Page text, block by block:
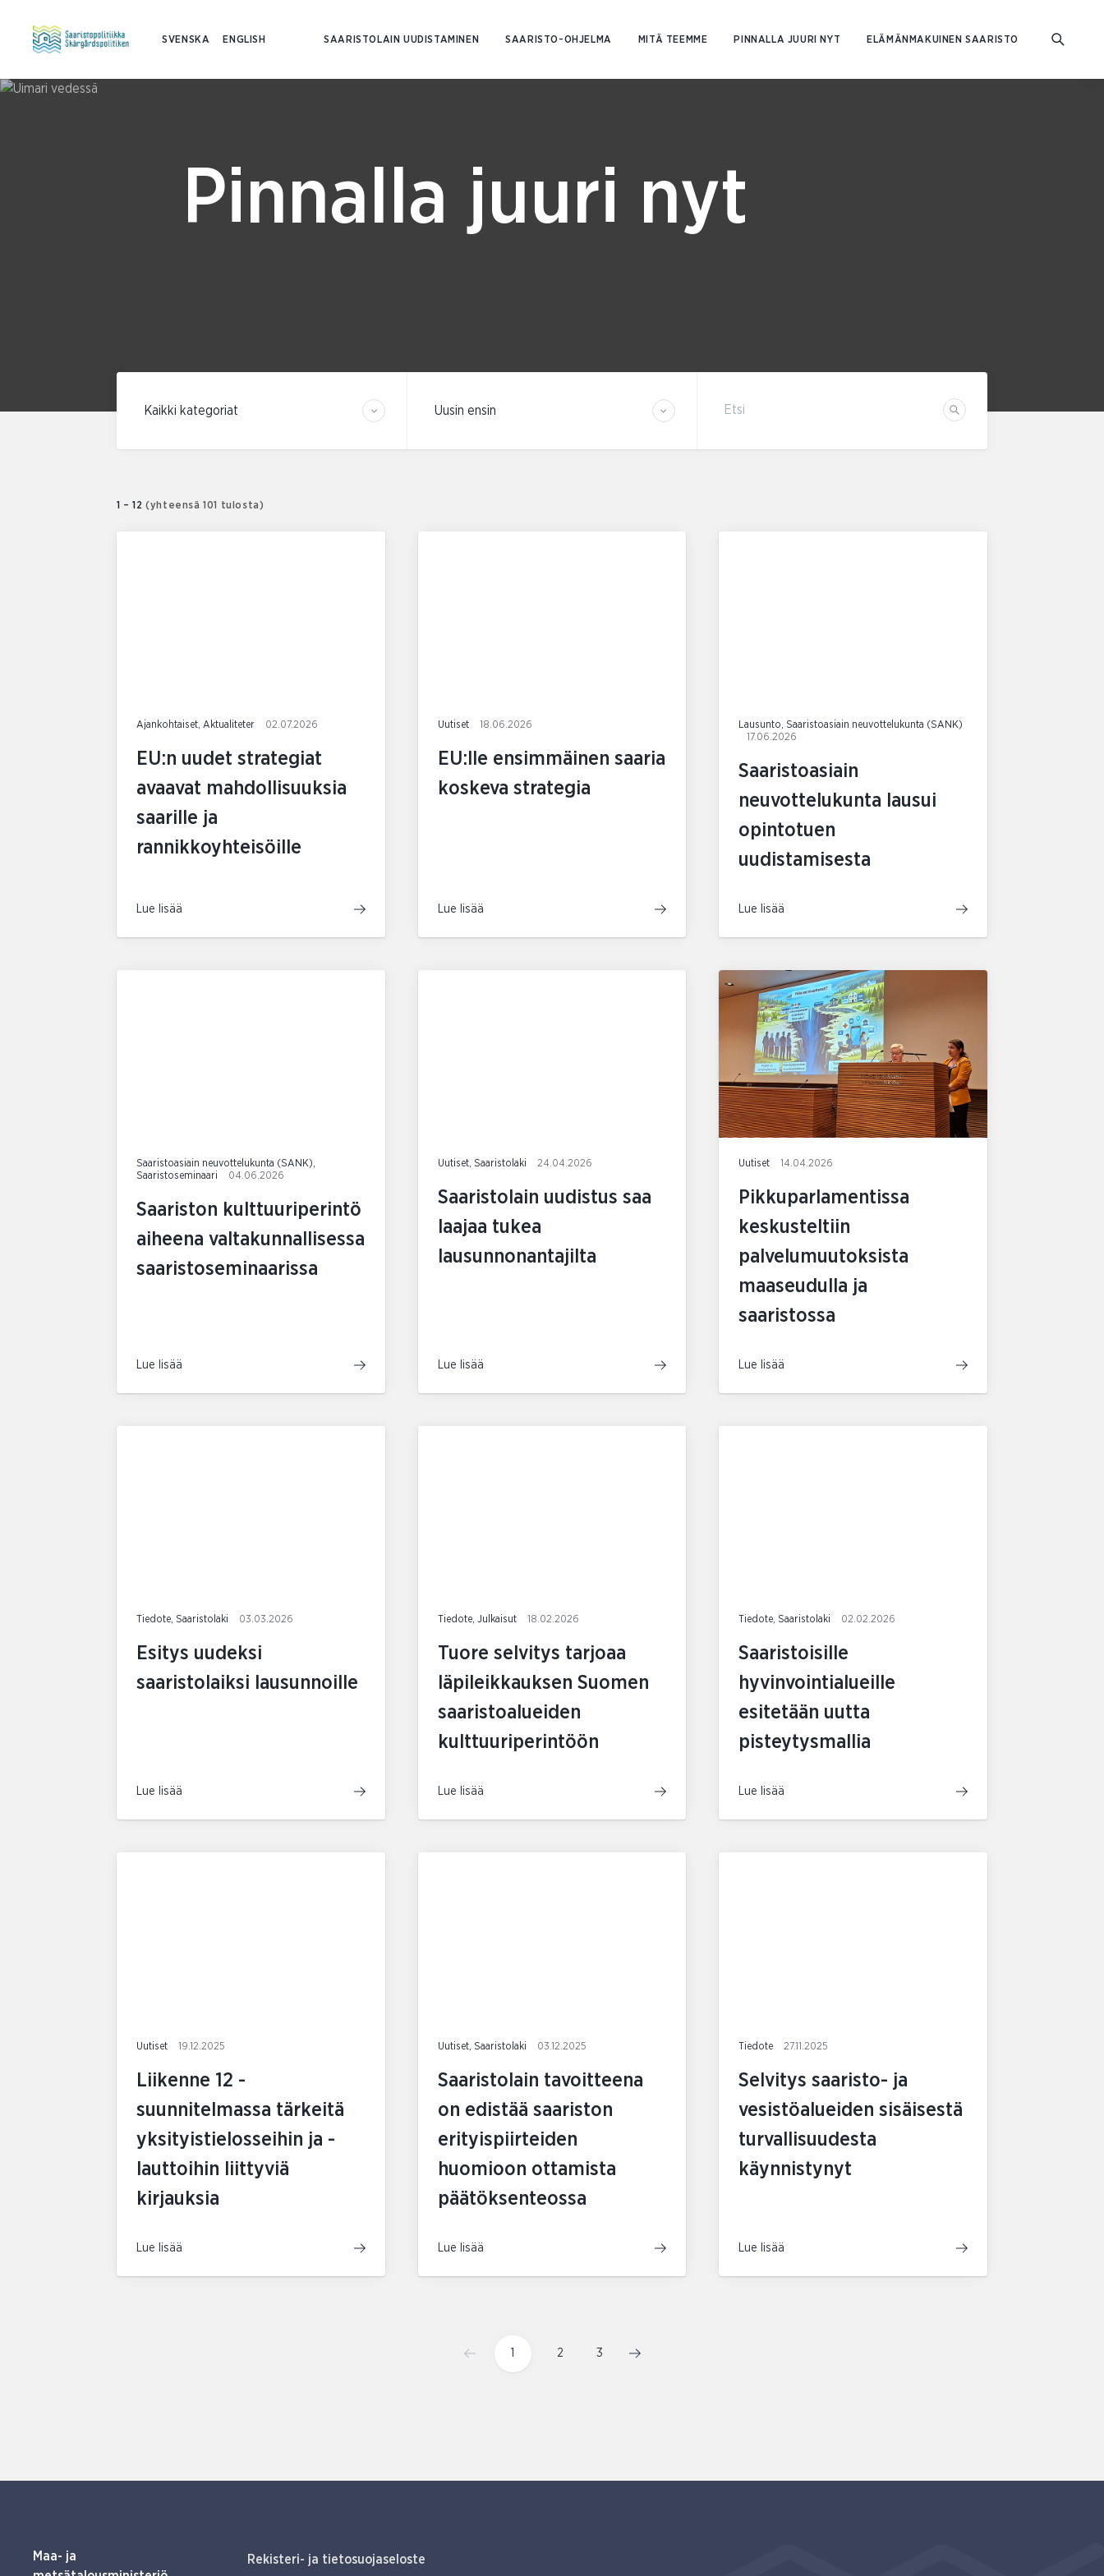
SVENSKA ENGLISH SAARISTOLAIN UUDISTAMINEN SAARISTO-OHJELMA MITÄ TEEMME PINNALLA JUURI NYT ELÄMÄNMAKUINEN SAARISTO
Pinnalla juuri nyt
Etsi
1 – 12 (yhteensä 101 tulosta)
Ajankohtaiset, Aktualiteter 02.07.2026
EU:n uudet strategiat
avaavat mahdollisuuksia
saarille ja
rannikkoyhteisöille
Lue lisää
Uutiset 18.06.2026
EU:lle ensimmäinen saaria
koskeva strategia
Lue lisää
Lausunto, Saaristoasiain neuvottelukunta (SANK)
17.06.2026
Saaristoasiain
neuvottelukunta lausui
opintotuen
uudistamisesta
Lue lisää
Saaristoasiain neuvottelukunta (SANK),
Saaristoseminaari
04.06.2026
Saariston kulttuuriperintö
aiheena valtakunnallisessa
saaristoseminaarissa
Lue lisää
Uutiset, Saaristolaki 24.04.2026
Saaristolain uudistus saa
laajaa tukea
lausunnonantajilta
Lue lisää
Uutiset 14.04.2026
Pikkuparlamentissa
keskusteltiin
palvelumuutoksista
maaseudulla ja
saaristossa
Lue lisää
Tiedote, Saaristolaki 03.03.2026
Esitys uudeksi
saaristolaiksi lausunnoille
Lue lisää
Tiedote, Julkaisut 18.02.2026
Tuore selvitys tarjoaa
läpileikkauksen Suomen
saaristoalueiden
kulttuuriperintöön
Lue lisää
Tiedote, Saaristolaki 02.02.2026
Saaristoisille
hyvinvointialueille
esitetään uutta
pisteytysmallia
Lue lisää
Uutiset 19.12.2025
Liikenne 12 -
suunnitelmassa tärkeitä
yksityistielosseihin ja -
lauttoihin liittyviä
kirjauksia
Lue lisää
Uutiset, Saaristolaki 03.12.2025
Saaristolain tavoitteena
on edistää saariston
erityispiirteiden
huomioon ottamista
päätöksenteossa
Lue lisää
Tiedote 27.11.2025
Selvitys saaristo- ja
vesistöalueiden sisäisestä
turvallisuudesta
käynnistynyt
Lue lisää
2 3
Maa- ja
Rekisteri- ja tietosuojaseloste